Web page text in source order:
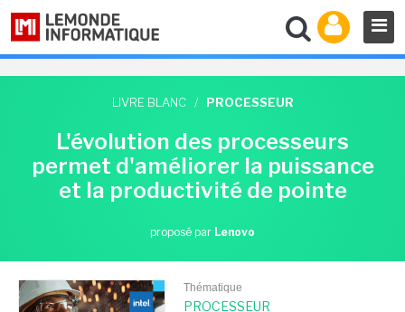
LIVRE BLANC / PROCESSEUR
L'évolution des processeurs
permet d'améliorer la puissance
et la productivité de pointe
proposé par Lenovo
Thématique
PROCESSEUR